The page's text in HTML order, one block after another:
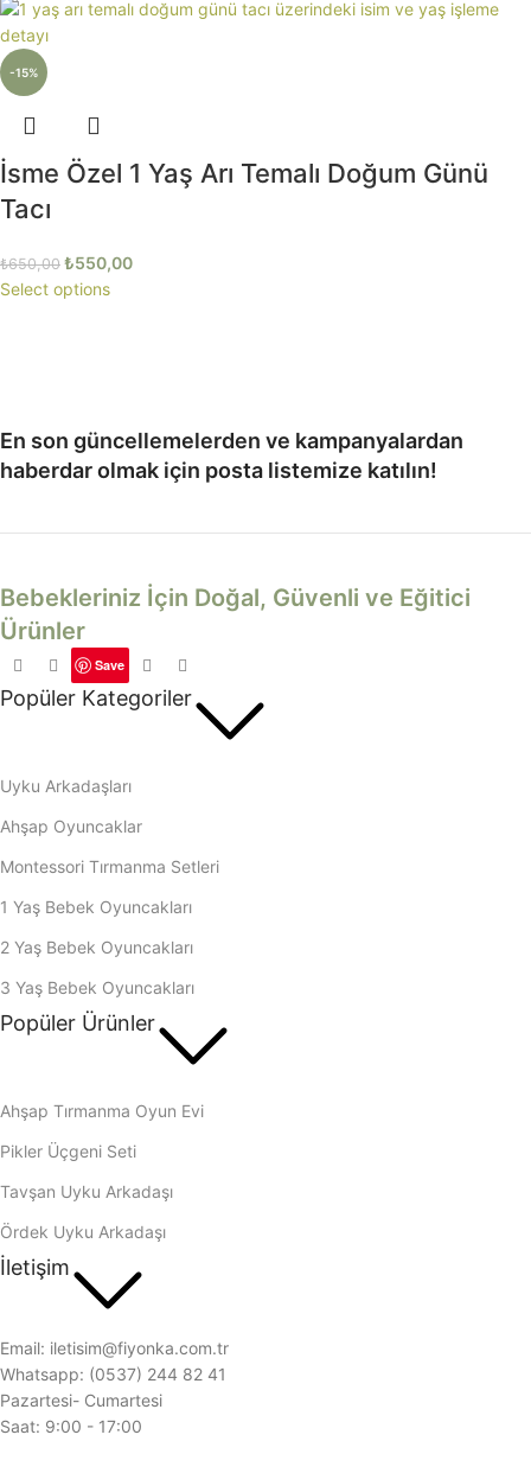
-15%
İsme Özel 1 Yaş Arı Temalı Doğum Günü
Tacı
₺650,00 ₺550,00
Select options
En son güncellemelerden ve kampanyalardan
haberdar olmak için posta listemize katılın!
Bebekleriniz İçin Doğal, Güvenli ve Eğitici
Ürünler
Save
Popüler Kategoriler
Uyku Arkadaşları
Ahşap Oyuncaklar
Montessori Tırmanma Setleri
1 Yaş Bebek Oyuncakları
2 Yaş Bebek Oyuncakları
3 Yaş Bebek Oyuncakları
Popüler Ürünler
Ahşap Tırmanma Oyun Evi
Pikler Üçgeni Seti
Tavşan Uyku Arkadaşı
Ördek Uyku Arkadaşı
İletişim
Email: iletisim@fiyonka.com.tr
Whatsapp: (0537) 244 82 41
Pazartesi- Cumartesi
Saat: 9:00 - 17:00